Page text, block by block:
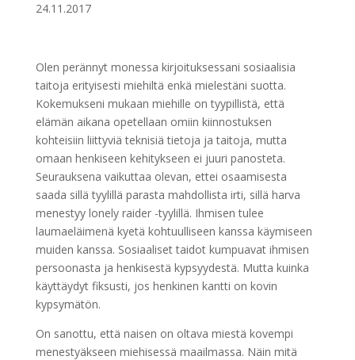
24.11.2017
Olen perännyt monessa kirjoituksessani sosiaalisia
taitoja erityisesti miehiltä enkä mielestäni suotta.
Kokemukseni mukaan miehille on tyypillistä, että
elämän aikana opetellaan omiin kiinnostuksen
kohteisiin liittyviä teknisiä tietoja ja taitoja, mutta
omaan henkiseen kehitykseen ei juuri panosteta.
Seurauksena vaikuttaa olevan, ettei osaamisesta
saada sillä tyylillä parasta mahdollista irti, sillä harva
menestyy lonely raider -tyylillä. Ihmisen tulee
laumaeläimenä kyetä kohtuulliseen kanssa käymiseen
muiden kanssa. Sosiaaliset taidot kumpuavat ihmisen
persoonasta ja henkisestä kypsyydestä. Mutta kuinka
käyttäydyt fiksusti, jos henkinen kantti on kovin
kypsymätön.
On sanottu, että naisen on oltava miestä kovempi
menestyäkseen miehisessä maailmassa. Näin mitä